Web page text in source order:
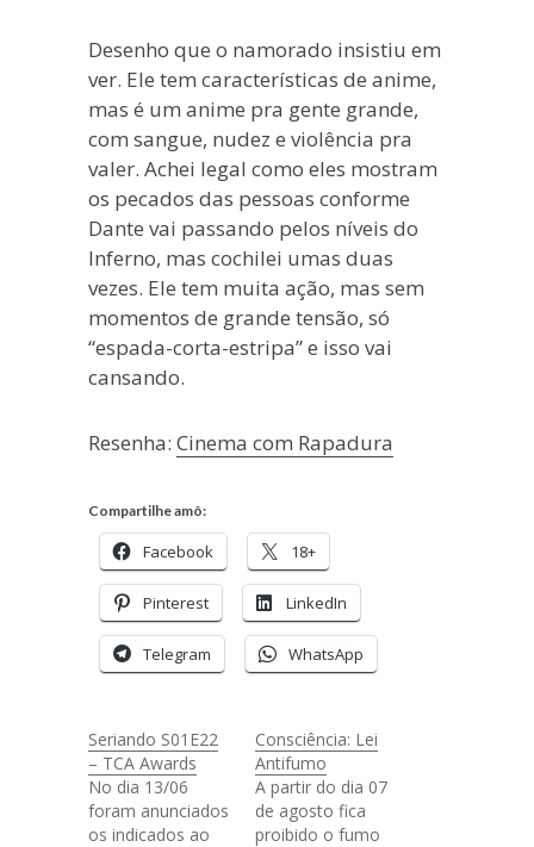
Desenho que o namorado insistiu em
ver. Ele tem características de anime,
mas é um anime pra gente grande,
com sangue, nudez e violência pra
valer. Achei legal como eles mostram
os pecados das pessoas conforme
Dante vai passando pelos níveis do
Inferno, mas cochilei umas duas
vezes. Ele tem muita ação, mas sem
momentos de grande tensão, só
“espada-corta-estripa” e isso vai
cansando.
Resenha: Cinema com Rapadura
Compartilhe amô:
Facebook 18+
Pinterest LinkedIn
Telegram WhatsApp
Seriando S01E22
– TCA Awards
No dia 13/06
foram anunciados
os indicados ao
Consciência: Lei
Antifumo
A partir do dia 07
de agosto fica
proibido o fumo